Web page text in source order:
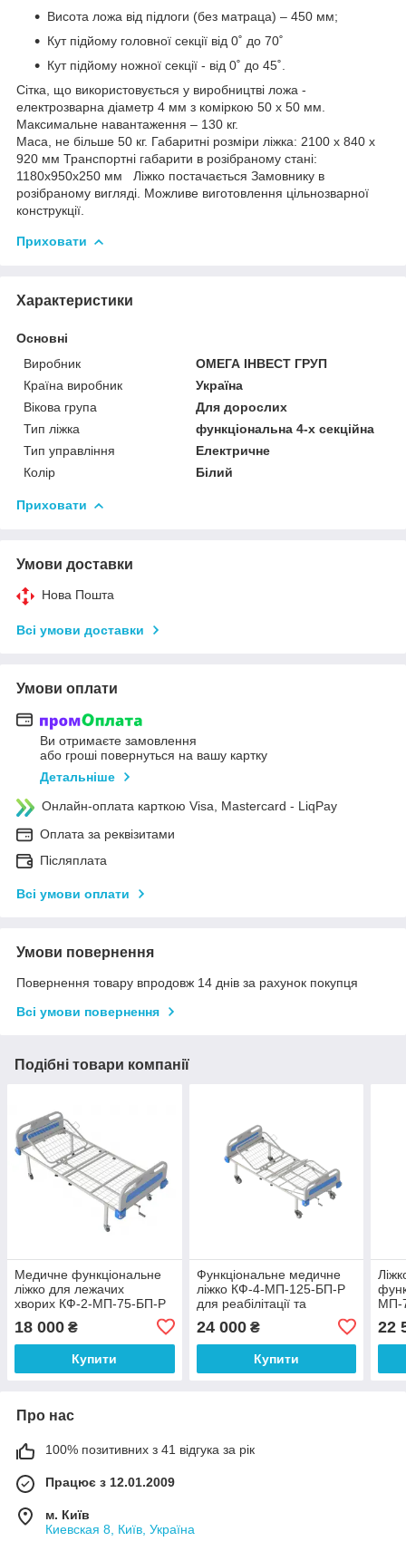
Висота ложа від підлоги (без матраца) – 450 мм;
Кут підйому головної секції від 0˚ до 70˚
Кут підйому ножної секції - від 0˚ до 45˚.
Сітка, що використовується у виробництві ложа -
електрозварна діаметр 4 мм з коміркою 50 х 50 мм.
Максимальне навантаження – 130 кг.
Маса, не більше 50 кг. Габаритні розміри ліжка: 2100 х 840 х
920 мм Транспортні габарити в розібраному стані:
1180х950х250 мм Ліжко постачається Замовнику в
розібраному вигляді. Можливе виготовлення цільнозварної
конструкції.
Приховати
Характеристики
Основні
Виробник
ОМЕГА ІНВЕСТ ГРУП
Країна виробник
Україна
Вікова група
Для дорослих
Тип ліжка
функціональна 4-х секційна
Тип управління
Електричне
Колір
Білий
Приховати
Умови доставки
Нова Пошта
Всі умови доставки
Умови оплати
Ви отримаєте замовлення
або гроші повернуться на вашу картку
Детальніше
Онлайн-оплата карткою Visa, Mastercard - LiqPay
Оплата за реквізитами
Післяплата
Всі умови оплати
Умови повернення
Повернення товару впродовж 14 днів за рахунок покупця
Всі умови повернення
Подібні товари компанії
Медичне функціональне
ліжко для лежачих
хворих КФ-2-МП-75-БП-Р
18 000 ₴
Купити
Функціональне медичне
ліжко КФ-4-МП-125-БП-Р
для реабілітації та
хворим
24 000₴
Купити
МП-
22
Про нас
100% позитивних з 41 відгука за рік
Працює з 12.01.2009
м. Київ
Киевская 8, Київ, Україна